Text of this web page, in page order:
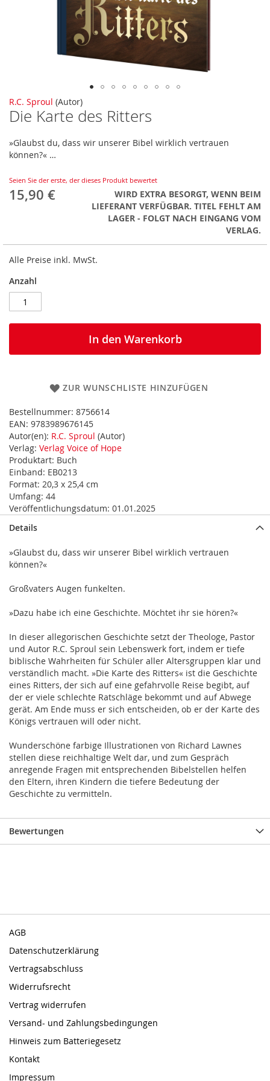
R.C. Sproul (Autor)
Die Karte des Ritters
»Glaubst du, dass wir unserer Bibel wirklich vertrauen
können?« …
Seien Sie der erste, der dieses Produkt bewertet
15,90 €
WIRD EXTRA BESORGT, WENN BEIM
LIEFERANT VERFÜGBAR. TITEL FEHLT AM
LAGER - FOLGT NACH EINGANG VOM
VERLAG.
Alle Preise inkl. MwSt.
Anzahl
In den Warenkorb
ZUR WUNSCHLISTE HINZUFÜGEN
Bestellnummer: 8756614
EAN: 9783989676145
Autor(en): R.C. Sproul (Autor)
Verlag: Verlag Voice of Hope
Produktart: Buch
Einband: EB0213
Format: 20,3 x 25,4 cm
Umfang: 44
Veröffentlichungsdatum: 01.01.2025
Zum
Anfang
der
Bildergalerie
springen
Details
»Glaubst du, dass wir unserer Bibel wirklich vertrauen
können?«
Großvaters Augen funkelten.
»Dazu habe ich eine Geschichte. Möchtet ihr sie hören?«
In dieser allegorischen Geschichte setzt der Theologe, Pastor
und Autor R.C. Sproul sein Lebenswerk fort, indem er tiefe
biblische Wahrheiten für Schüler aller Altersgruppen klar und
verständlich macht. »Die Karte des Ritters« ist die Geschichte
eines Ritters, der sich auf eine gefahrvolle Reise begibt, auf
der er viele schlechte Ratschläge bekommt und auf Abwege
gerät. Am Ende muss er sich entscheiden, ob er der Karte des
Königs vertrauen will oder nicht.
Wunderschöne farbige Illustrationen von Richard Lawnes
stellen diese reichhaltige Welt dar, und zum Gespräch
anregende Fragen mit entsprechenden Bibelstellen helfen
den Eltern, ihren Kindern die tiefere Bedeutung der
Geschichte zu vermitteln.
Bewertungen
AGB
Datenschutzerklärung
Vertragsabschluss
Widerrufsrecht
Vertrag widerrufen
Versand- und Zahlungsbedingungen
Hinweis zum Batteriegesetz
Kontakt
Impressum